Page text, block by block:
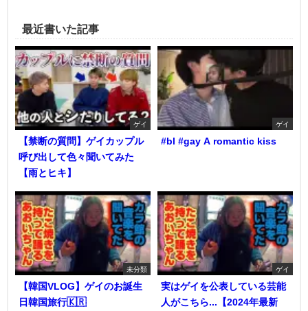
最近書いた記事
ゲイ
【禁断の質問】ゲイカップル
呼び出して色々聞いてみた
【雨とヒキ】
ゲイ
#bl #gay A romantic kiss
未分類
【韓国VLOG】ゲイのお誕生
日韓国旅行🇰🇷
ゲイ
実はゲイを公表している芸能
人がこちら...【2024年最新